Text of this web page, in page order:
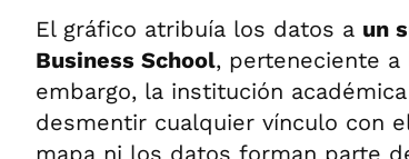
El gráfico atribuía los datos a un
Business School, perteneciente a
embargo, la institución
desmentir cualquier vínculo con
mapa ni los datos forman parte